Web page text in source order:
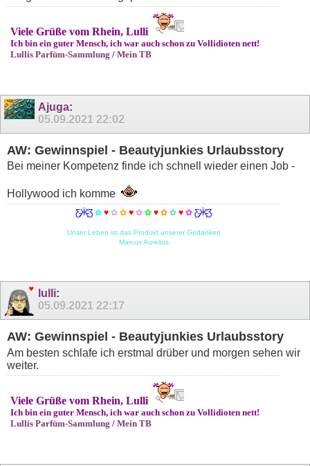
Viele Grüße vom Rhein, Lulli
Ich bin ein guter Mensch, ich war auch schon zu Vollidioten nett!
Lullis Parfüm-Sammlung / Mein TB
Ajuga:
05.09.2021 22:02
AW: Gewinnspiel - Beautyjunkies Urlaubsstory
Bei meiner Kompetenz finde ich schnell wieder einen Job -
Hollywood ich komme
Ƹ̵̡Ӝ̵̨̄Ʒ ✿♥✿ ✿ ♥✿✿♥✿✿♥✿Ƹ̵̡Ӝ̵̨̄Ʒ
Unser Leben ist das Produkt unserer Gedanken
Marcus Aurelius
lulli:
05.09.2021 22:17
AW: Gewinnspiel - Beautyjunkies Urlaubsstory
Am besten schlafe ich erstmal drüber und morgen sehen wir
weiter.
Viele Grüße vom Rhein, Lulli
Ich bin ein guter Mensch, ich war auch schon zu Vollidioten nett!
Lullis Parfüm-Sammlung / Mein TB